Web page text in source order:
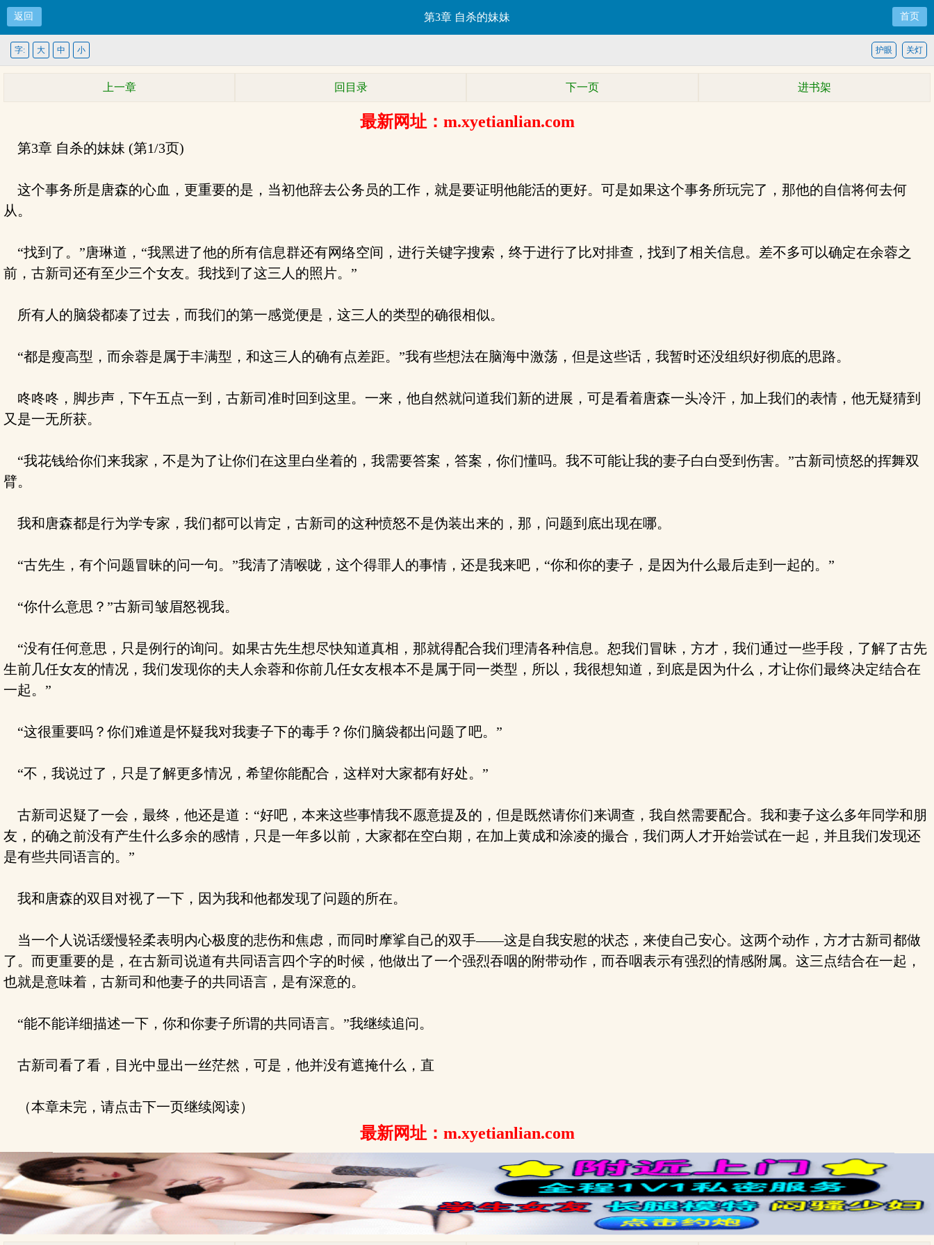
返回 第3章 自杀的妹妹 首页
关灯
护眼
字: 大 中 小
上一章 回目录 下一页 进书架
最新网址：m.xyetianlian.com
第3章 自杀的妹妹 (第1/3页)
这个事务所是唐森的心血，更重要的是，当初他辞去公务员的工作，就是要证明他能活的更好。可是如果这个事务所玩完了，那他的自信将何去何
从。
“找到了。”唐琳道，“我黑进了他的所有信息群还有网络空间，进行关键字搜索，终于进行了比对排查，找到了相关信息。差不多可以确定在余蓉之
前，古新司还有至少三个女友。我找到了这三人的照片。”
所有人的脑袋都凑了过去，而我们的第一感觉便是，这三人的类型的确很相似。
“都是瘦高型，而余蓉是属于丰满型，和这三人的确有点差距。”我有些想法在脑海中激荡，但是这些话，我暂时还没组织好彻底的思路。
咚咚咚，脚步声，下午五点一到，古新司准时回到这里。一来，他自然就问道我们新的进展，可是看着唐森一头冷汗，加上我们的表情，他无疑猜到
又是一无所获。
“我花钱给你们来我家，不是为了让你们在这里白坐着的，我需要答案，答案，你们懂吗。我不可能让我的妻子白白受到伤害。”古新司愤怒的挥舞双
臂。
我和唐森都是行为学专家，我们都可以肯定，古新司的这种愤怒不是伪装出来的，那，问题到底出现在哪。
“古先生，有个问题冒昧的问一句。”我清了清喉咙，这个得罪人的事情，还是我来吧，“你和你的妻子，是因为什么最后走到一起的。”
“你什么意思？”古新司皱眉怒视我。
“没有任何意思，只是例行的询问。如果古先生想尽快知道真相，那就得配合我们理清各种信息。恕我们冒昧，方才，我们通过一些手段，了解了古先
生前几任女友的情况，我们发现你的夫人余蓉和你前几任女友根本不是属于同一类型，所以，我很想知道，到底是因为什么，才让你们最终决定结合在
一起。”
“这很重要吗？你们难道是怀疑我对我妻子下的毒手？你们脑袋都出问题了吧。”
“不，我说过了，只是了解更多情况，希望你能配合，这样对大家都有好处。”
古新司迟疑了一会，最终，他还是道：“好吧，本来这些事情我不愿意提及的，但是既然请你们来调查，我自然需要配合。我和妻子这么多年同学和朋
友，的确之前没有产生什么多余的感情，只是一年多以前，大家都在空白期，在加上黄成和涂凌的撮合，我们两人才开始尝试在一起，并且我们发现还
是有些共同语言的。”
我和唐森的双目对视了一下，因为我和他都发现了问题的所在。
当一个人说话缓慢轻柔表明内心极度的悲伤和焦虑，而同时摩挲自己的双手——这是自我安慰的状态，来使自己安心。这两个动作，方才古新司都做
了。而更重要的是，在古新司说道有共同语言四个字的时候，他做出了一个强烈吞咽的附带动作，而吞咽表示有强烈的情感附属。这三点结合在一起，
也就是意味着，古新司和他妻子的共同语言，是有深意的。
“能不能详细描述一下，你和你妻子所谓的共同语言。”我继续追问。
古新司看了看，目光中显出一丝茫然，可是，他并没有遮掩什么，直
（本章未完，请点击下一页继续阅读）
最新网址：m.xyetianlian.com